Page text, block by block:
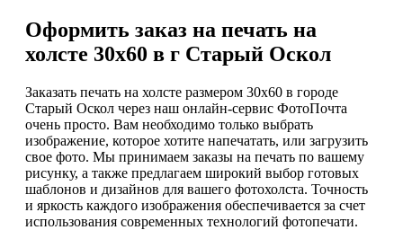
Оформить заказ на печать на
холсте 30х60 в г Старый Оскол
Заказать печать на холсте размером 30х60 в городе
Старый Оскол через наш онлайн-сервис ФотоПочта
очень просто. Вам необходимо только выбрать
изображение, которое хотите напечатать, или загрузить
свое фото. Мы принимаем заказы на печать по вашему
рисунку, а также предлагаем широкий выбор готовых
шаблонов и дизайнов для вашего фотохолста. Точность
и яркость каждого изображения обеспечивается за счет
использования современных технологий фотопечати.